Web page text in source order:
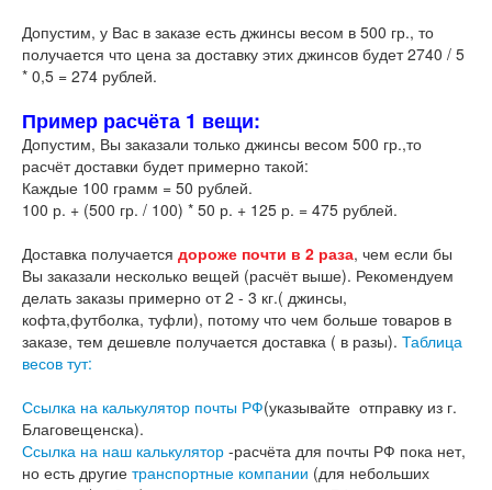
Допустим, у Вас в заказе есть джинсы весом в 500 гр., то
получается что цена за доставку этих джинсов будет 2740 / 5
* 0,5 = 274 рублей.
Пример расчёта 1 вещи:
Допустим, Вы заказали только джинсы весом 500 гр.,то
расчёт доставки будет примерно такой:
Каждые 100 грамм = 50 рублей.
100 р. + (500 гр. / 100) * 50 р. + 125 р. = 475 рублей.
Доставка получается дороже почти в 2 раза, чем если бы
Вы заказали несколько вещей (расчёт выше). Рекомендуем
делать заказы примерно от 2 - 3 кг.( джинсы,
кофта,футболка, туфли), потому что чем больше товаров в
заказе, тем дешевле получается доставка ( в разы). Таблица
весов тут:
Ссылка на калькулятор почты РФ(указывайте отправку из г.
Благовещенска).
Ссылка на наш калькулятор -расчёта для почты РФ пока нет,
но есть другие транспортные компании (для небольших